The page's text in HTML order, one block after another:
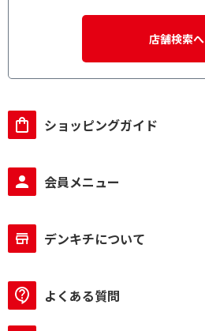
店舗検索へ
ショッピングガイド
会員メニュー
デンキチについて
よくある質問